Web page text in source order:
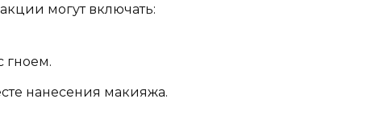
могут включать:
гноем.
нанесения макияжа.